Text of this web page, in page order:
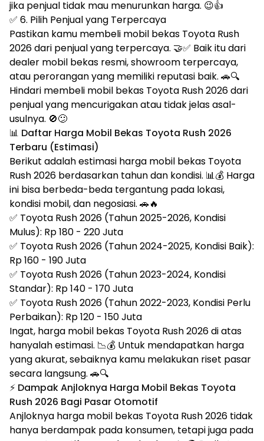
jika penjual tidak mau menurunkan harga. 😉👍
✅ 6. Pilih Penjual yang Terpercaya
Pastikan kamu membeli mobil bekas Toyota Rush
2026 dari penjual yang terpercaya. 🤝✅ Baik itu dari
dealer mobil bekas resmi, showroom terpercaya,
atau perorangan yang memiliki reputasi baik. 🚗🔍
Hindari membeli mobil bekas Toyota Rush 2026 dari
penjual yang mencurigakan atau tidak jelas asal-
usulnya. 🚫😕
📊 Daftar Harga Mobil Bekas Toyota Rush 2026
Terbaru (Estimasi)
Berikut adalah estimasi harga mobil bekas Toyota
Rush 2026 berdasarkan tahun dan kondisi. 📊💰 Harga
ini bisa berbeda-beda tergantung pada lokasi,
kondisi mobil, dan negosiasi. 🚗🔥
✅ Toyota Rush 2026 (Tahun 2025-2026, Kondisi
Mulus): Rp 180 - 220 Juta
✅ Toyota Rush 2026 (Tahun 2024-2025, Kondisi Baik):
Rp 160 - 190 Juta
✅ Toyota Rush 2026 (Tahun 2023-2024, Kondisi
Standar): Rp 140 - 170 Juta
✅ Toyota Rush 2026 (Tahun 2022-2023, Kondisi Perlu
Perbaikan): Rp 120 - 150 Juta
Ingat, harga mobil bekas Toyota Rush 2026 di atas
hanyalah estimasi. 📉💰 Untuk mendapatkan harga
yang akurat, sebaiknya kamu melakukan riset pasar
secara langsung. 🚗🔍
⚡ Dampak Anjloknya Harga Mobil Bekas Toyota
Rush 2026 Bagi Pasar Otomotif
Anjloknya harga mobil bekas Toyota Rush 2026 tidak
hanya berdampak pada konsumen, tetapi juga pada